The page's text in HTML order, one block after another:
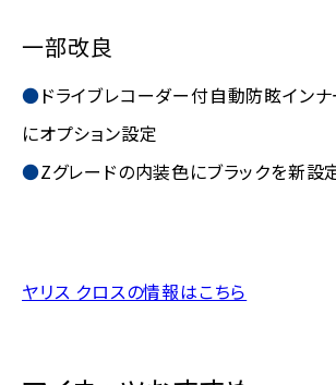
一部改良
ドライブレコーダー付自動防眩イン
にオプション設定
Zグレードの内装色にブラックを新
ヤリス クロスの情報はこちら